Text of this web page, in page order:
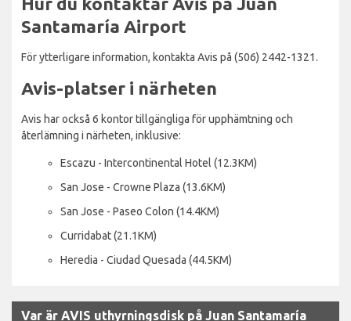
Santamaría Airport
För ytterligare information, kontakta Avis på (506) 2442-1321.
Avis-platser i närheten
Avis har också 6 kontor tillgängliga för upphämtning och
återlämning i närheten, inklusive:
Escazu - Intercontinental Hotel (12.3KM)
San Jose - Crowne Plaza (13.6KM)
San Jose - Paseo Colon (14.4KM)
Curridabat (21.1KM)
Heredia - Ciudad Quesada (44.5KM)
Var är AVIS uthyrningsdisk på Juan Santamaría